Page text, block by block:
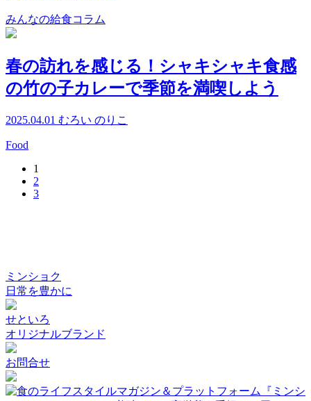
みんなの給食コラム
春の訪れを感じる！シャキシャキ食感
の竹の子カレーで季節を満喫しよう
2025.04.01 むろい のりこ
Food
1
2
3
ミンショク
日常を豊かに
せといろ
オリジナルブランド
お問合せ